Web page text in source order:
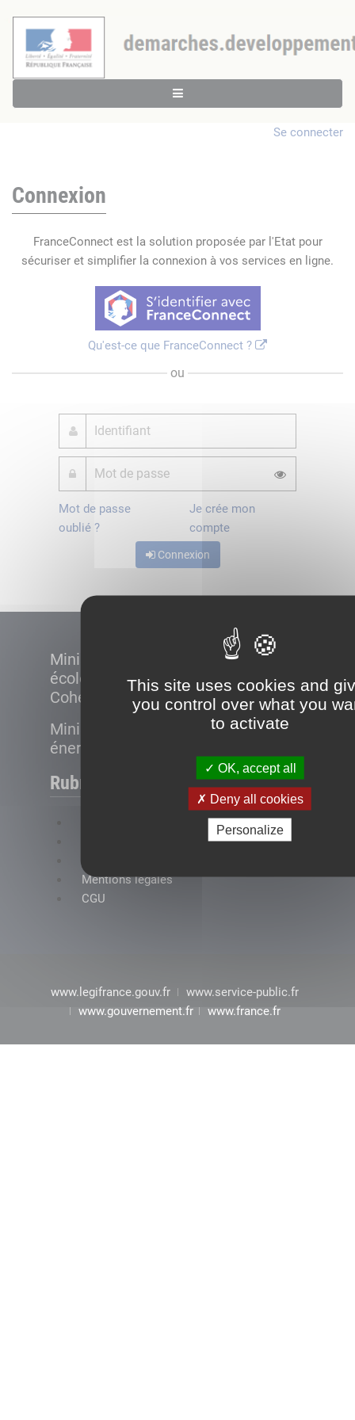
This site uses cookies and
you control over what you
to activate
OK, accept all
Deny all cookies
Personalize
Se connecter
Connexion
FranceConnect est la solution proposée par l'Etat pour
sécuriser et simplifier la connexion à vos services en ligne.
Qu'est-ce que FranceConnect ?
ou
Mot de passe
oublié ?
Je crée mon
compte
Connexion
Ministère de la Transition
écologique et de la
Cohésion des territoires
Ministère de la Transition
énergétique
Rubriques
Mentions légales
CGU
www.legifrance.gouv.fr
www.service-public.fr
www.gouvernement.fr
www.france.fr